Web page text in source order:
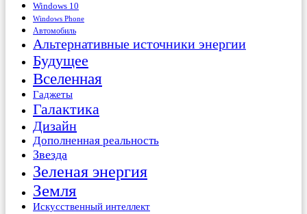
Windows 10
Windows Phone
Автомобиль
Альтернативные источники энергии
Будущее
Вселенная
Гаджеты
Галактика
Дизайн
Дополненная реальность
Звезда
Зеленая энергия
Земля
Искусственный интеллект